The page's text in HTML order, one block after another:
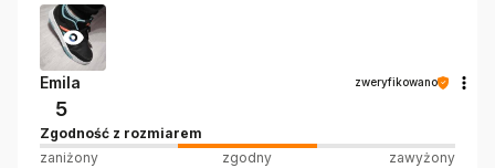
Emila zweryfikowano
5
Zgodność z rozmiarem
zaniżony
zgodny
zawyżony